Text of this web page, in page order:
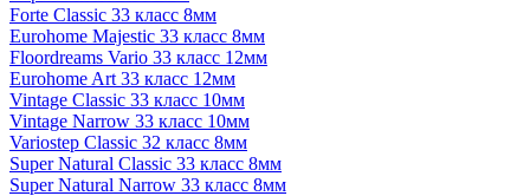
Forte Classic 33 класс 8мм
Eurohome Majestic 33 класс 8мм
Floordreams Vario 33 класс 12мм
Eurohome Art 33 класс 12мм
Vintage Classic 33 класс 10мм
Vintage Narrow 33 класс 10мм
Variostep Classic 32 класс 8мм
Super Natural Classic 33 класс 8мм
Super Natural Narrow 33 класс 8мм